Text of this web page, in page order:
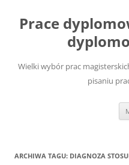
treści
Prace
Wielki wybór prac
pisaniu
ARCHIWA TAGU: DIAGNOZA